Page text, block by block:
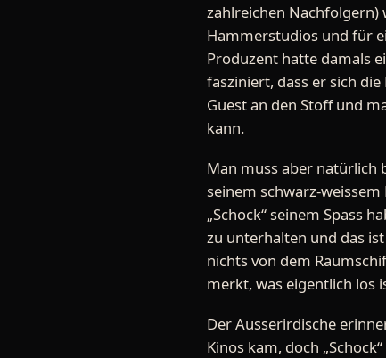
zahlreichen Nachfolgern)
Hammerstudios und für
Produzent hatte damals
fasziniert, dass er sich
Guest an den Stoff und
kann.
Man muss aber natürlich
seinem schwarz-
„Schock“ seinem Spass
zu unterhalten und das
nichts von dem
merkt, was eigentlich los
Der Ausserirdische
Kinos kam, doch